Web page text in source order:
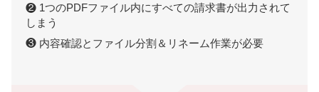
❷ 1つのPDFファイル内にすべての請求書が出力されて
しまう
❸ 内容確認とファイル分割＆リネーム作業が必要